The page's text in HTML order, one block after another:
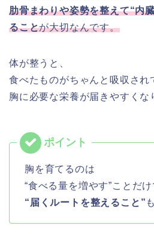
肋骨まわりや姿勢を整えて“内
ることが大切なんです。
体が整うと、
食べたものがちゃんと吸収され
胸に必要な栄養が届きやすくな
胸を育てるのは
“食べる量を増やす”ことだけ
“届くルートを整えること”